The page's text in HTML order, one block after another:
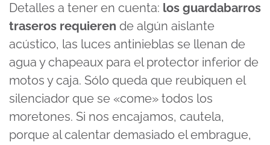
Detalles a tener en cuenta: los guardabarros
traseros requieren de algún aislante
acústico, las luces antinieblas se llenan de
agua y chapeaux para el protector inferior de
motos y caja. Sólo queda que reubiquen el
silenciador que se «come» todos los
moretones. Si nos encajamos, cautela,
porque al calentar demasiado el embrague,